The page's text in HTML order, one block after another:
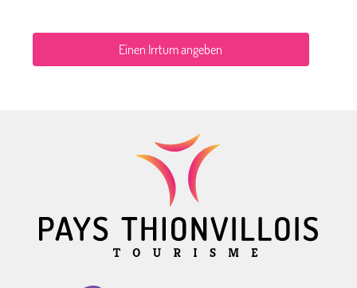
Einen Irrtum angeben